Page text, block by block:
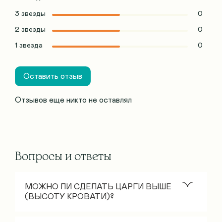
Отзывов еще никто не оставлял
3 звезды 0
2 звезды 0
1 звезда 0
Оставить отзыв
Вопросы и ответы
МОЖНО ЛИ СДЕЛАТЬ ЦАРГИ ВЫШЕ
(ВЫСОТУ КРОВАТИ)?